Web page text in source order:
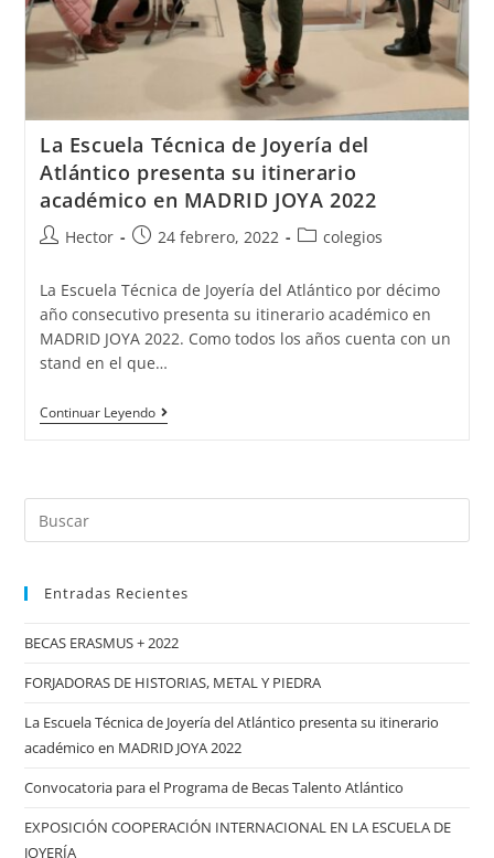
La Escuela Técnica de Joyería del
Atlántico presenta su itinerario
académico en MADRID JOYA 2022
Autor
la
entrada:
Hector
Publicación
la
entrada:
24 febrero, 2022
Categoría
la
entrada:
colegios
La Escuela Técnica de Joyería del Atlántico por décimo
año consecutivo presenta su itinerario académico en
MADRID JOYA 2022. Como todos los años cuenta con un
stand en el que…
Continuar Leyendo La
de
del
presenta
académico
en
MADRID
2022
Buscar:
Entradas Recientes
BECAS ERASMUS + 2022
FORJADORAS DE HISTORIAS, METAL Y PIEDRA
La Escuela Técnica de Joyería del Atlántico presenta su itinerario
académico en MADRID JOYA 2022
Convocatoria para el Programa de Becas Talento Atlántico
EXPOSICIÓN COOPERACIÓN INTERNACIONAL EN LA ESCUELA DE
JOYERÍA